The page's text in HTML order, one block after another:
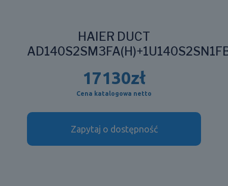
HAIER DUCT
17130zł
Cena katalogowa netto
Zapytaj o dostępność